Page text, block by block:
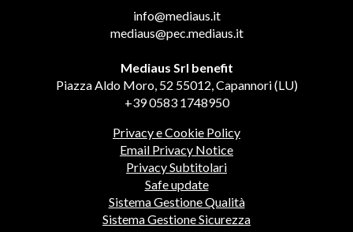
info@mediaus.it
mediaus@pec.mediaus.it
Mediaus Srl benefit
Piazza Aldo Moro, 52 55012, Capannori (LU)
+39 0583 1748950
Privacy e Cookie Policy
Email Privacy Notice
Privacy Subtitolari
Safe update
Sistema Gestione Qualità
Sistema Gestione Sicurezza